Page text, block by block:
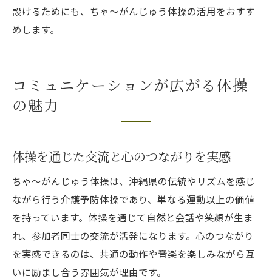
設けるためにも、ちゃ～がんじゅう体操の活用をおすす
めします。
コミュニケーションが広がる体操
の魅力
体操を通じた交流と心のつながりを実感
ちゃ～がんじゅう体操は、沖縄県の伝統やリズムを感じ
ながら行う介護予防体操であり、単なる運動以上の価値
を持っています。体操を通じて自然と会話や笑顔が生ま
れ、参加者同士の交流が活発になります。心のつながり
を実感できるのは、共通の動作や音楽を楽しみながら互
いに励まし合う雰囲気が理由です。